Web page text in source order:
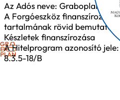
Az Adós neve: Graboplan Kft.
A Forgóeszköz finanszírozás
tartalmának rövid bemutatása:
Készletek finanszírozása
A Hitelprogram azonosító jele:
8.3.5-18/B